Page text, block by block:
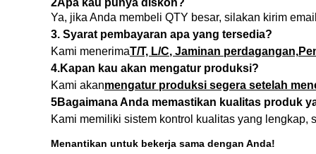
2Apa kau punya diskon?
Ya, jika Anda membeli QTY besar, silakan kirim
3. Syarat pembayaran apa yang tersedia?
Kami menerimaT/T, L/C, Jaminan perdagangan,
4.Kapan kau akan mengatur produksi?
Kami akanmengatur produksi segera setelah
5Bagaimana Anda memastikan kualitas produk
Kami memiliki sistem kontrol kualitas yang
Menantikan untuk bekerja sama dengan Anda!